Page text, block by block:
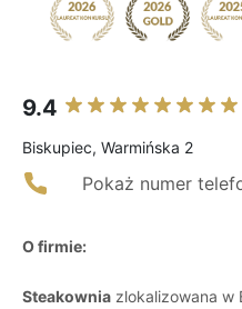
9.4
Biskupiec, Warmińska 2
Pokaż numer
O firmie:
Steakownia zlokalizowana w